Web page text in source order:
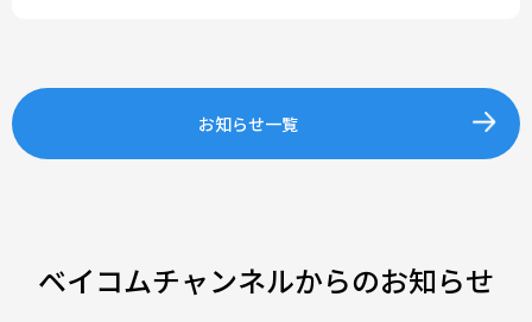
お知らせ一覧
ベイコムチャンネルからのお知らせ